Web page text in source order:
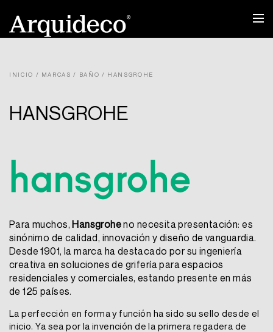
contenido
INICIO / MARCAS / BAÑO / HANSGROHE
HANSGROHE
Para muchos,Hansgroheno necesita presentación: es
sinónimo de calidad, innovación y diseño de vanguardia.
Desde 1901, la marca ha destacado por su ingeniería
creativa en soluciones de grifería para espacios
residenciales y comerciales, estando presente en más
de 125 países.
La perfección en forma y función ha sido su sello desde el
inicio. Ya sea por la invención de la primera regadera de